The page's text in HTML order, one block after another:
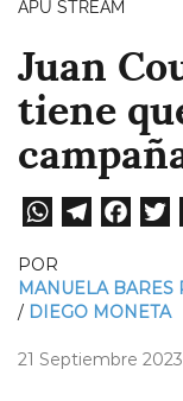
APU STREAM
Juan
tiene
W
ts
A
pp
Te
gr
a
m
Fa
bo
ok er
POR
MANUELA BARES
DIEGO MONETA
21 Septiembre 2023